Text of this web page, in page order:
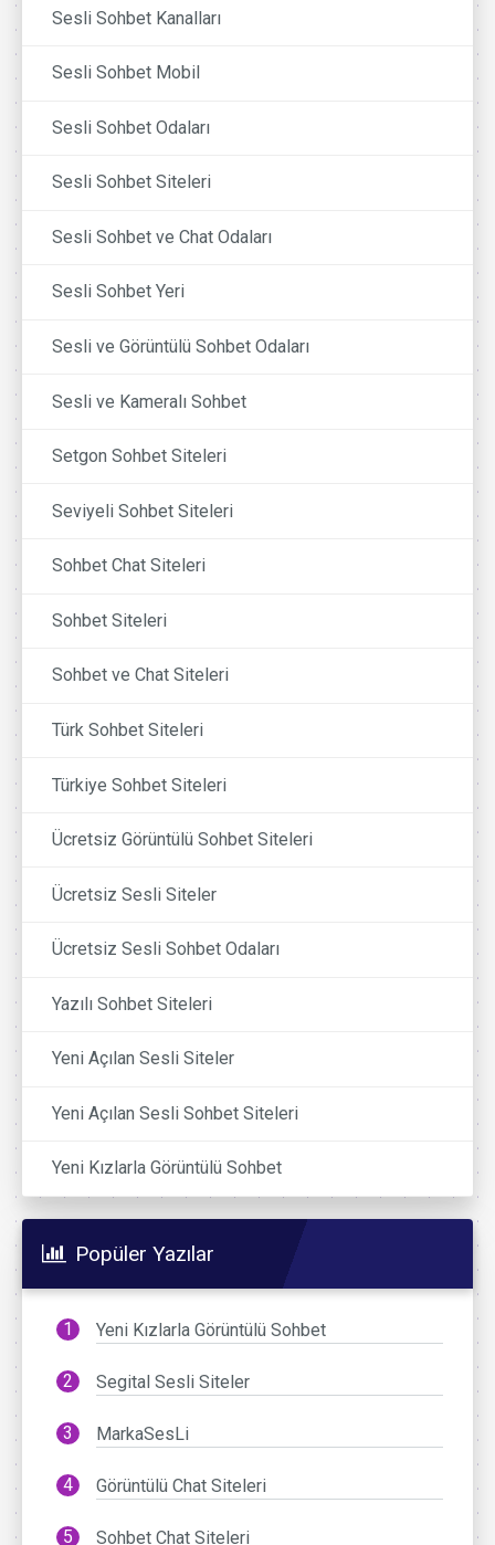
Sesli Sohbet Kanalları
Sesli Sohbet Mobil
Sesli Sohbet Odaları
Sesli Sohbet Siteleri
Sesli Sohbet ve Chat Odaları
Sesli Sohbet Yeri
Sesli ve Görüntülü Sohbet Odaları
Sesli ve Kameralı Sohbet
Setgon Sohbet Siteleri
Seviyeli Sohbet Siteleri
Sohbet Chat Siteleri
Sohbet Siteleri
Sohbet ve Chat Siteleri
Türk Sohbet Siteleri
Türkiye Sohbet Siteleri
Ücretsiz Görüntülü Sohbet Siteleri
Ücretsiz Sesli Siteler
Ücretsiz Sesli Sohbet Odaları
Yazılı Sohbet Siteleri
Yeni Açılan Sesli Siteler
Yeni Açılan Sesli Sohbet Siteleri
Yeni Kızlarla Görüntülü Sohbet
Popüler Yazılar
Yeni Kızlarla Görüntülü Sohbet
Segital Sesli Siteler
MarkaSesLi
Görüntülü Chat Siteleri
Sohbet Chat Siteleri